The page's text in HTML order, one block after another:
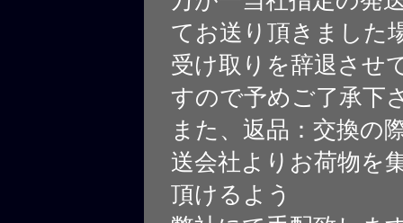
てお送り頂きました
受け取りを辞退させ
すので予めご了承下
また、返品：交換の
送会社よりお荷物を
頂けるよう